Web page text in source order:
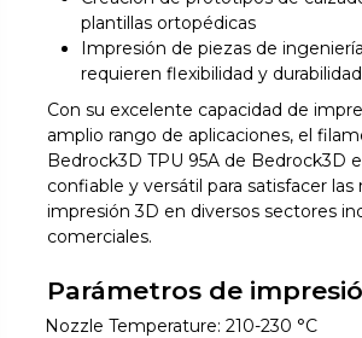
plantillas ortopédicas
Impresión de piezas de
requieren flexibilidad y durabilidad
Con su excelente capacidad de
amplio rango de aplicaciones, el
Bedrock3D TPU 95A de Bedrock3D
confiable y versátil para satisfacer las
impresión 3D en diversos sectores
comerciales.
Parámetros de
Nozzle Temperature: 210-230 °C